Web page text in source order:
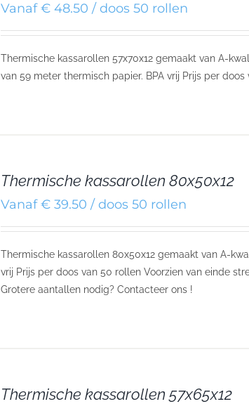
Vanaf € 48.50 / doos 50 rollen
Thermische kassarollen 57x70x12 gemaakt van A-
van 59 meter thermisch papier. BPA vrij Prijs per
Thermische kassarollen 80x50x12
Vanaf € 39.50 / doos 50 rollen
Thermische kassarollen 80x50x12 gemaakt van A-
vrij Prijs per doos van 50 rollen Voorzien van einde
Grotere aantallen nodig? Contacteer ons !
Thermische kassarollen 57x65x12